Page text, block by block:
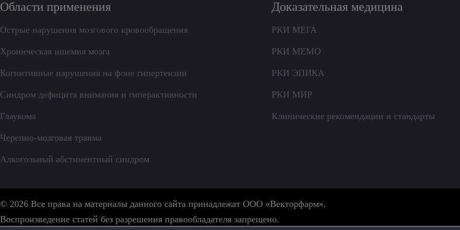
Области применения
Острые нарушения мозгового кровообращения
Хроническая ишемия мозга
Когнитивные нарушения на фоне гипертензии
Синдром дефицита внимания и гиперактивности
Глаукома
Черепно-мозговая травма
Алкогольный абстинентный синдром
Доказательная медицина
РКИ МЕГА
РКИ МЕМО
РКИ ЭПИКА
РКИ МИР
Клинические рекомендации и стандарты
© 2026 Все права на материалы данного сайта принадлежат ООО «Векторфарм».
Воспроизведение статей без разрешения правообладателя запрещено.